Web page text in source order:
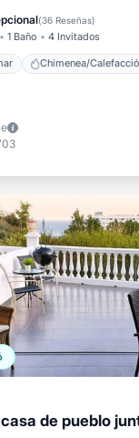
(36 Reseñas)
1 Baño 4 Invitados
Chimenea/
Piscina
Vista al mar
de pueblo